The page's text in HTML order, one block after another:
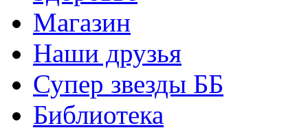
Магазин
Наши друзья
Супер звезды ББ
Библиотека